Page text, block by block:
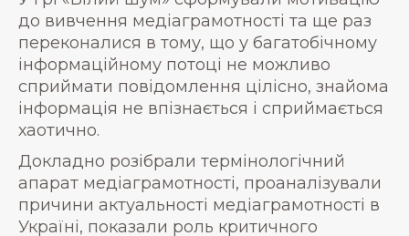
до вивчення медіаграмотності та ще раз
переконалися в тому, що у багатобічному
інформаційному потоці не можливо
сприймати повідомлення цілісно, знайома
інформація не впізнається і сприймається
хаотично.
Докладно розібрали термінологічний
апарат медіаграмотності, проаналізували
причини актуальності медіаграмотності в
Україні, показали роль критичного